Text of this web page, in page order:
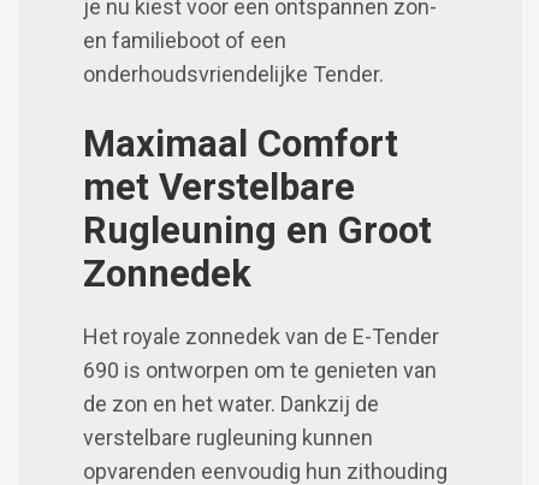
je nu kiest voor een ontspannen zon-
en familieboot of een
onderhoudsvriendelijke Tender.
Maximaal Comfort
met Verstelbare
Rugleuning en Groot
Zonnedek
Het royale zonnedek van de E-Tender
690 is ontworpen om te genieten van
de zon en het water. Dankzij de
verstelbare rugleuning kunnen
opvarenden eenvoudig hun zithouding